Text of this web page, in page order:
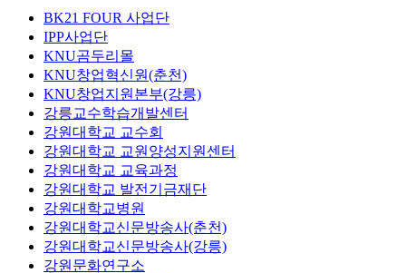
BK21 FOUR 사업단
IPP사업단
KNU곰두리몰
KNU창업혁신원(춘천)
KNU창업지원본부(강릉)
강릉교수학습개발센터
강원대학교 교수회
강원대학교 교원양성지원센터
강원대학교 교육과정
강원대학교 발전기금재단
강원대학교병원
강원대학교신문방송사(춘천)
강원대학교신문방송사(강릉)
강원문화연구소